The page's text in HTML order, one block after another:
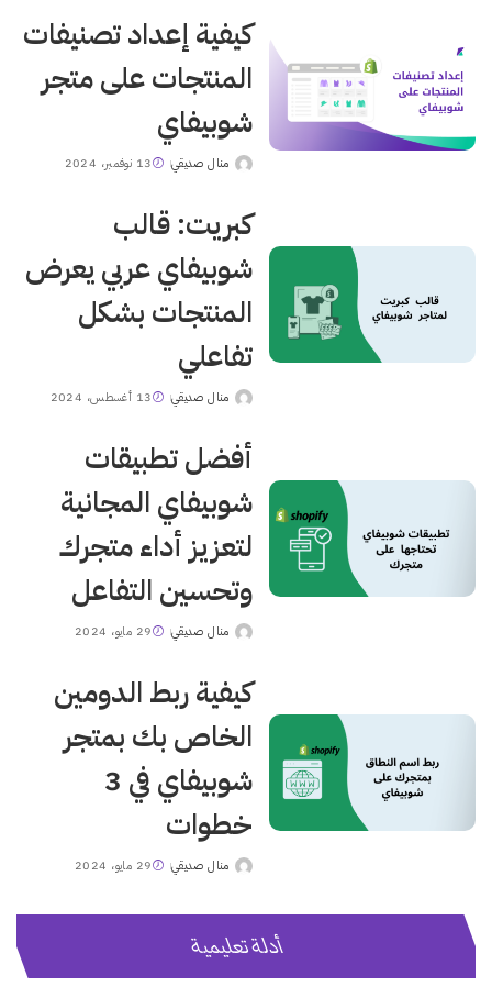
كيفية إعداد تصنيفات
المنتجات على متجر
شوبيفاي
Postedمنال صديقي 13 نوفمبر، 2024
كبريت: قالب
شوبيفاي عربي يعرض
المنتجات بشكل
تفاعلي
Postedمنال صديقي 13 أغسطس، 2024
أفضل تطبيقات
شوبيفاي المجانية
لتعزيز أداء متجرك
وتحسين التفاعل
Postedمنال صديقي 29 مايو، 2024
كيفية ربط الدومين
الخاص بك بمتجر
شوبيفاي في 3
خطوات
Postedمنال صديقي 29 مايو، 2024
أدلة تعليمية